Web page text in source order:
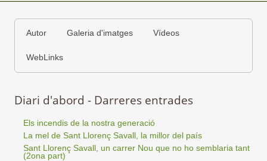
Autor Galeria d'imatges Vídeos
WebLinks
Diari d'abord - Darreres entrades
Els incendis de la nostra generació
La mel de Sant Llorenç Savall, la millor del país
Sant Llorenç Savall, un carrer Nou que no ho semblaria tant
(2ona part)